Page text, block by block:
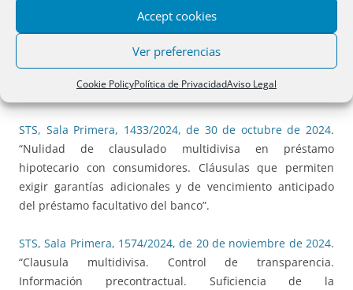
Accept cookies
Ver preferencias
Cookie PolicyPolítica de PrivacidadAviso Legal
STS, Sala Primera, 1397/2024, de 23 de octubre de 2024
“Clausula multidivisa. Control de transparencia.
Información precontractual. Insuficiencia de la
proporcionada por el documento de primera disposición
que no se ha facilitado con antelación suficiente”.
STS, Sala Primera, 1433/2024, de 30 de octubre de 2024.
“Nulidad de clausulado multidivisa en préstamo
hipotecario con consumidores. Cláusulas que permiten
exigir garantías adicionales y de vencimiento anticipado
del préstamo facultativo del banco”.
STS, Sala Primera, 1574/2024, de 20 de noviembre de 2024.
“Clausula multidivisa. Control de transparencia.
Información precontractual. Suficiencia de la